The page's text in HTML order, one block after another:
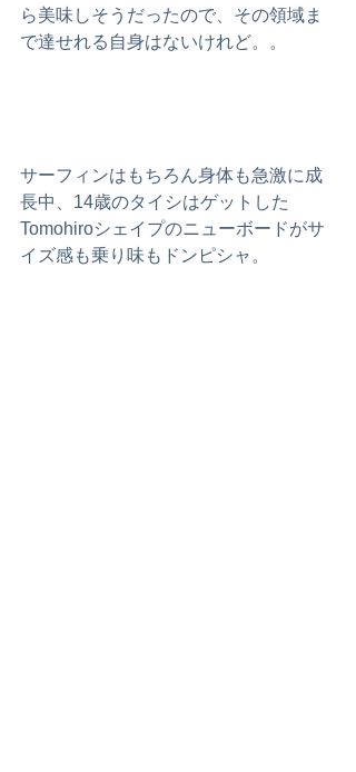
ら美味しそうだったので、その領域ま
で達せれる自身はないけれど。。
サーフィンはもちろん身体も急激に成
長中、14歳のタイシはゲットした
Tomohiroシェイプのニューボードがサ
イズ感も乗り味もドンピシャ。